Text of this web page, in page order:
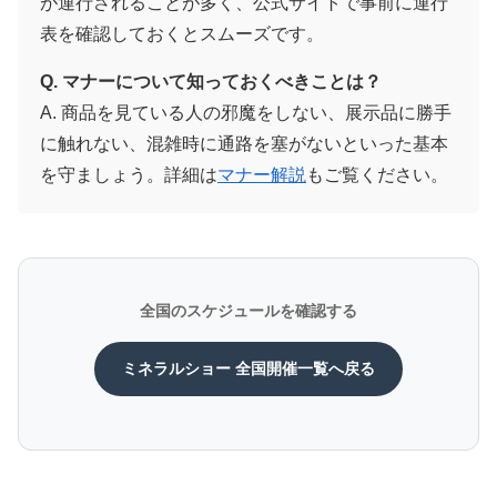
表を確認しておくとスムーズです。
Q. マナーについて知っておくべきことは？
A. 商品を見ている人の邪魔をしない、展示品に勝手
に触れない、混雑時に通路を塞がないといった基本
を守ましょう。詳細はマナー解説 もご覧ください。
全国のスケジュールを確認する
ミネラルショー 全国開催一覧へ戻る